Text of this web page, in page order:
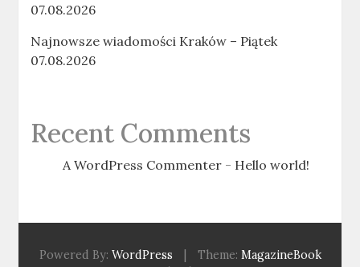
07.08.2026
Najnowsze wiadomości Kraków – Piątek
07.08.2026
Recent Comments
A WordPress Commenter - Hello world!
Powered By: WordPress Theme: MagazineBook